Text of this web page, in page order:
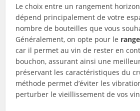
Le choix entre un rangement
dépend principalement de votre
nombre de bouteilles que vous
Généralement, on opte pour le
car il permet au vin de rester en
bouchon, assurant ainsi une
préservant les caractéristiques du
méthode permet d’éviter les
perturber le vieillissement de vos